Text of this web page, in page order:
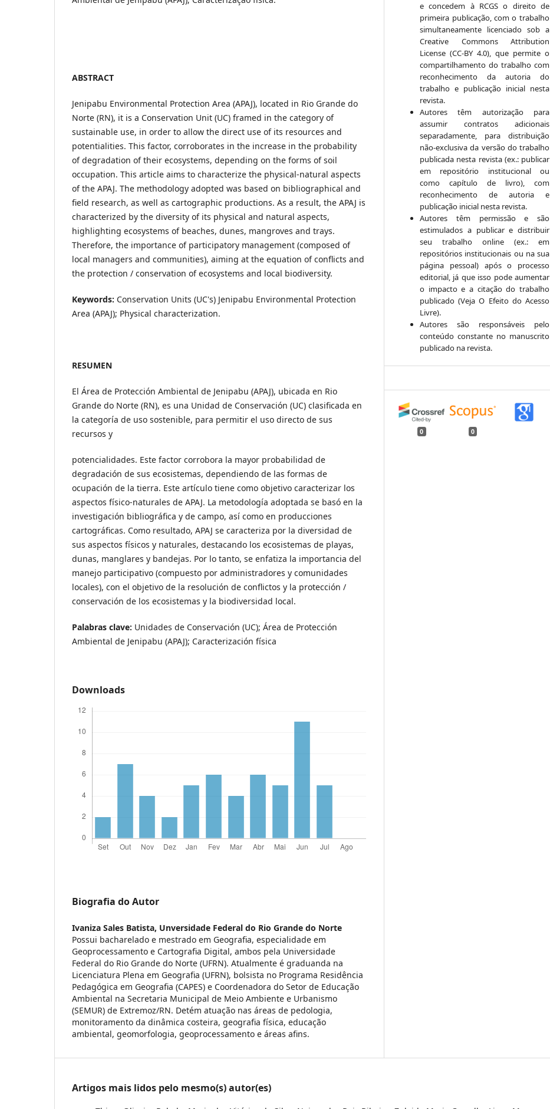
ABSTRACT
Jenipabu Environmental Protection Area (APAJ), located in Rio Grande do
Norte (RN), it is a Conservation Unit (UC) framed in the category of
sustainable use, in order to allow the direct use of its resources and
potentialities. This factor, corroborates in the increase in the probability
of degradation of their ecosystems, depending on the forms of soil
occupation. This article aims to characterize the physical-natural aspects
of the APAJ. The methodology adopted was based on bibliographical and
field research, as well as cartographic productions. As a result, the APAJ is
characterized by the diversity of its physical and natural aspects,
highlighting ecosystems of beaches, dunes, mangroves and trays.
Therefore, the importance of participatory management (composed of
local managers and communities), aiming at the equation of conflicts and
the protection / conservation of ecosystems and local biodiversity.
Keywords: Conservation Units (UC's) Jenipabu Environmental Protection
Area (APAJ); Physical characterization.
RESUMEN
El Área de Protección Ambiental de Jenipabu (APAJ), ubicada en Rio
Grande do Norte (RN), es una Unidad de Conservación (UC) clasificada en
la categoría de uso sostenible, para permitir el uso directo de sus
recursos y
potencialidades. Este factor corrobora la mayor probabilidad de
degradación de sus ecosistemas, dependiendo de las formas de
ocupación de la tierra. Este artículo tiene como objetivo caracterizar los
aspectos físico-naturales de APAJ. La metodología adoptada se basó en la
investigación bibliográfica y de campo, así como en producciones
cartográficas. Como resultado, APAJ se caracteriza por la diversidad de
sus aspectos físicos y naturales, destacando los ecosistemas de playas,
dunas, manglares y bandejas. Por lo tanto, se enfatiza la importancia del
manejo participativo (compuesto por administradores y comunidades
locales), con el objetivo de la resolución de conflictos y la protección /
conservación de los ecosistemas y la biodiversidad local.
Palabras clave: Unidades de Conservación (UC); Área de Protección
Ambiental de Jenipabu (APAJ); Caracterización física
Downloads
Biografia do Autor
Ivaniza Sales Batista, Unversidade Federal do Rio Grande do Norte
Possui bacharelado e mestrado em Geografia, especialidade em
Geoprocessamento e Cartografia Digital, ambos pela Universidade
Federal do Rio Grande do Norte (UFRN). Atualmente é graduanda na
Licenciatura Plena em Geografia (UFRN), bolsista no Programa Residência
Pedagógica em Geografia (CAPES) e Coordenadora do Setor de Educação
Ambiental na Secretaria Municipal de Meio Ambiente e Urbanismo
(SEMUR) de Extremoz/RN. Detém atuação nas áreas de pedologia,
monitoramento da dinâmica costeira, geografia física, educação
ambiental, geomorfologia, geoprocessamento e áreas afins.
e concedem à RCGS o direito de
primeira publicação, com o trabalho
simultaneamente licenciado sob a
Creative Commons Attribution
License (CC-BY 4.0), que permite o
compartilhamento do trabalho com
reconhecimento da autoria do
trabalho e publicação inicial nesta
revista.
Autores têm autorização para
assumir contratos adicionais
separadamente, para distribuição
não-exclusiva da versão do trabalho
publicada nesta revista (ex.: publicar
em repositório institucional ou
como capítulo de livro), com
reconhecimento de autoria e
publicação inicial nesta revista.
Autores têm permissão e são
estimulados a publicar e distribuir
seu trabalho online (ex.: em
repositórios institucionais ou na sua
página pessoal) após o processo
editorial, já que isso pode aumentar
o impacto e a citação do trabalho
publicado (Veja O Efeito do Acesso
Livre).
Autores são responsáveis pelo
conteúdo constante no manuscrito
publicado na revista.
0 0
Artigos mais lidos pelo mesmo(s) autor(es)